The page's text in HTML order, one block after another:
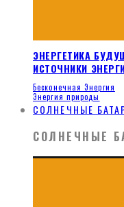
ЭНЕРГЕТИКА
ИСТОЧНИКИ
Бесконечная Энергия
Энергия природы
СОЛНЕЧНЫЕ
СОЛНЕЧНЫЕ